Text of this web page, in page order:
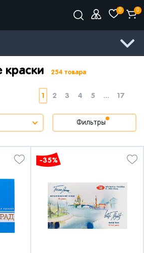
0 0
краски 254 товара
1 2 3 4 5 ... 17
Фильтры
-35%